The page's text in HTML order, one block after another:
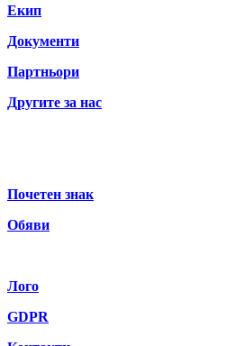
Екип
Документи
Партньори
Другите за нас
Почетен знак
Обяви
Лого
GDPR